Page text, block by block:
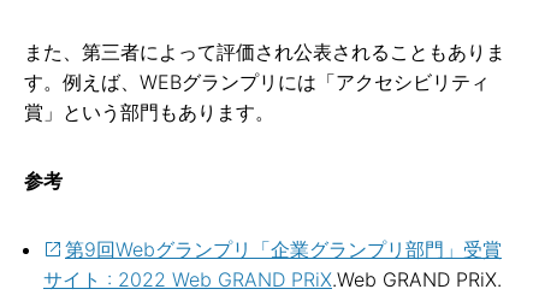
また、第三者によって評価され公表されることもありま
す。例えば、WEBグランプリには「アクセシビリティ
賞」という部門もあります。
参考
第9回Webグランプリ「企業グランプリ部門」受賞
サイト : 2022 Web GRAND PRiX.Web GRAND PRiX.